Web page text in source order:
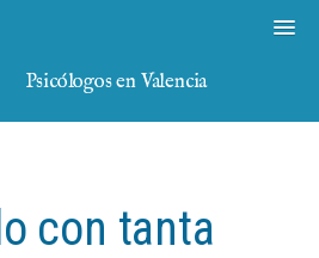
Psicólogos en Valencia
con tanta